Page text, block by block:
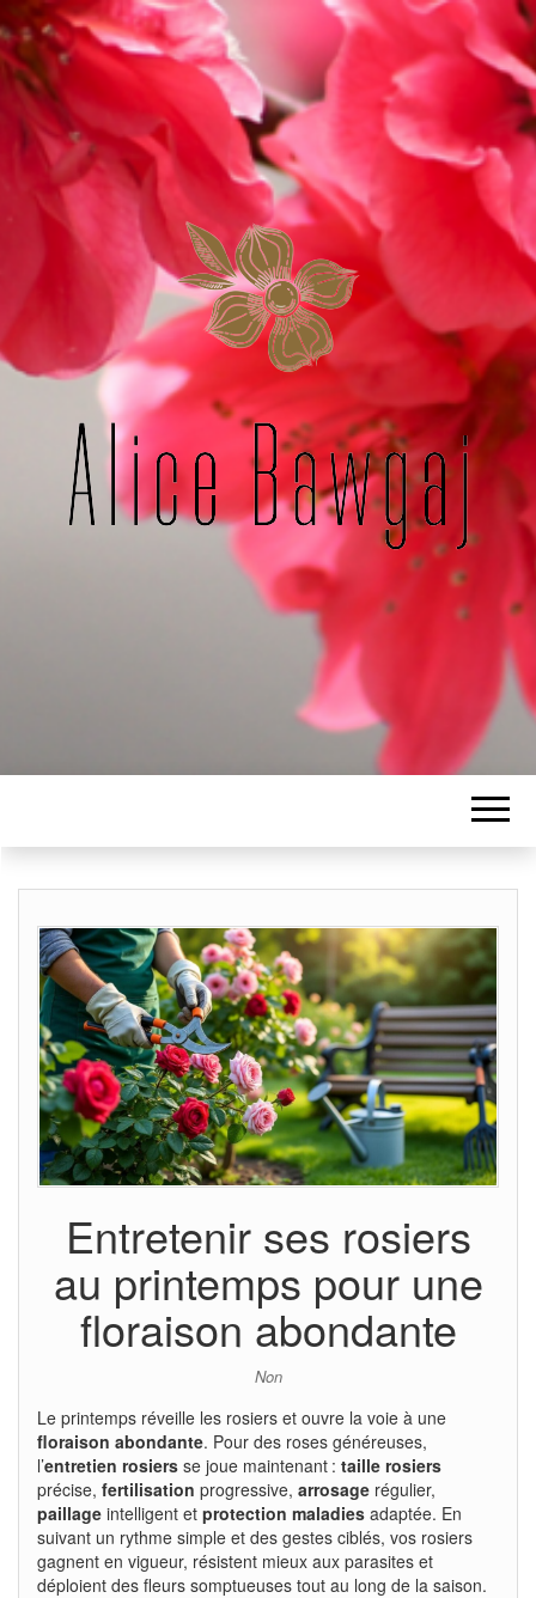
ALICE
BAWGAJ
Les petits mots d'Alice
Entretenir ses rosiers
au printemps pour une
floraison abondante
Non
Le printemps réveille les rosiers et ouvre la voie à une
floraison abondante. Pour des roses généreuses,
l’entretien rosiers se joue maintenant : taille rosiers
précise, fertilisation progressive, arrosage régulier,
paillage intelligent et protection maladies adaptée. En
suivant un rythme simple et des gestes ciblés, vos rosiers
gagnent en vigueur, résistent mieux aux parasites et
déploient des fleurs somptueuses tout au long de la saison.